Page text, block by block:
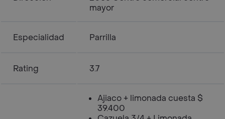
mayor
Especialidad Parrilla
Rating 3.7
Ajiaco + limonada cuesta $
39.400